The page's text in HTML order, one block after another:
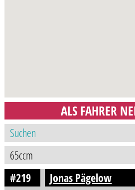
ALS FAHRER
#219
Jonas Pägelow